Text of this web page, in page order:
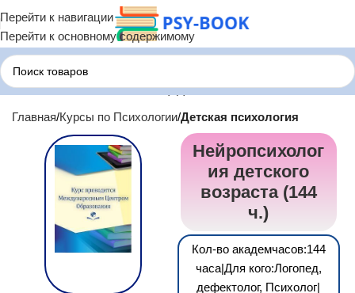
Перейти к навигации
Перейти к основному содержимому
Главная Курсы по Психологии Детская психология
Нейропсихолог
ия детского
возраста (144
ч.)
Кол-во академчасов:144
часа|Для кого:Логопед,
дефектолог, Психолог|